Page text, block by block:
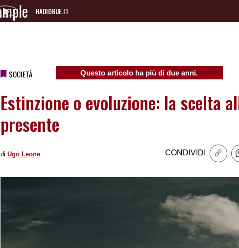
RADIOBUE.IT
Audio
SOCIETÀ Questo articolo ha più di due anni.
Estinzione o evoluzione: la scelta
presente
di Ugo Leone CONDIVIDI